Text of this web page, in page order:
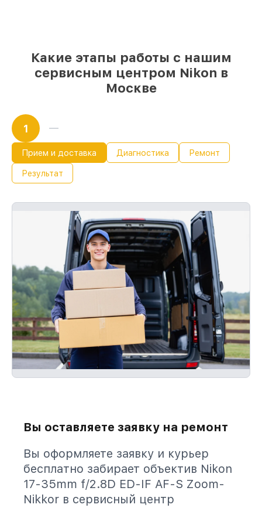
Какие этапы работы с нашим
сервисным центром Nikon в
Москве
1
Прием и доставка Диагностика Ремонт
Результат
Вы оставляете заявку на ремонт
Вы оформляете заявку и курьер
бесплатно забирает объектив Nikon
17-35mm f/2.8D ED-IF AF-S Zoom-
Nikkor в сервисный центр